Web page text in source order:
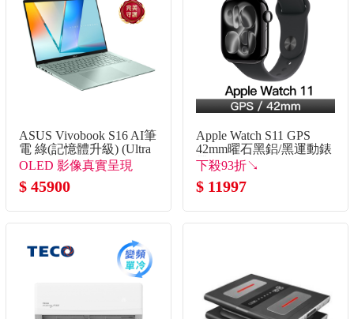
ASUS Vivobook S16 AI筆
電 綠(記憶體升級) (Ultra
5 325/16G+16G/512G
SSD/W11)
OLED 影像真實呈現
$ 45900
Apple Watch S11 GPS
42mm曜石黑鋁/黑運動錶
帶-S/M
下殺93折↘
$ 11997